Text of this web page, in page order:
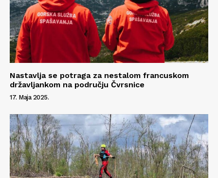
Info
O nama
Kontakt
Nastavlja se potraga za nestalom francuskom
državljankom na području Čvrsnice
17. Maja 2025.